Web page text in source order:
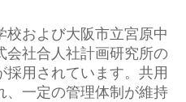
校および大阪市立宮原中
会社合人社計画研究所の
用されています。共用
、一定の管理体制が維持